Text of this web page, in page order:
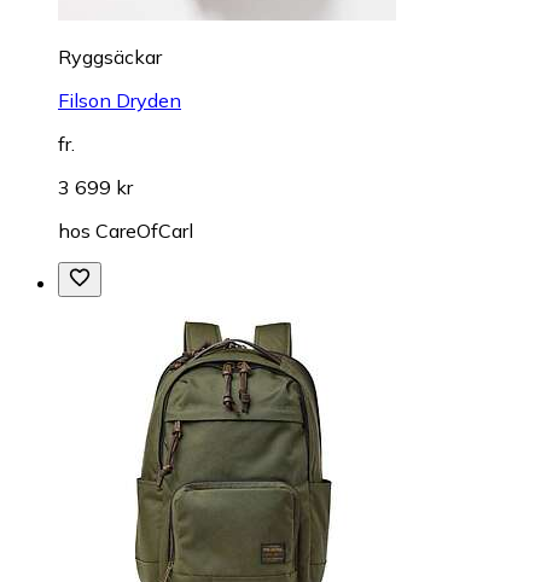
Ryggsäckar
Filson Dryden
fr.
3 699 kr
hos CareOfCarl